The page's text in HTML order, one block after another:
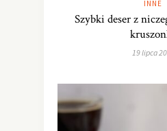
INNE
Szybki deser z
19 lipca